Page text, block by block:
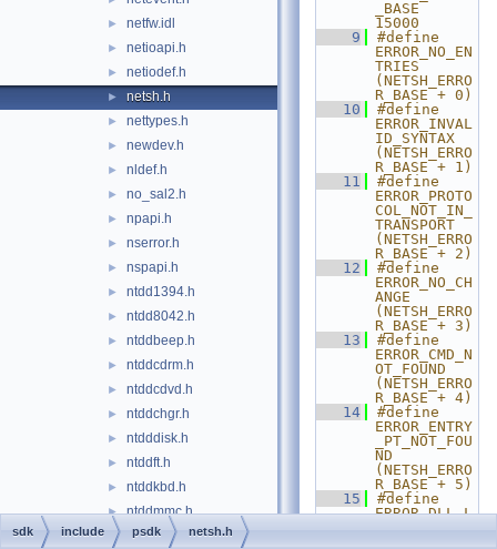
► netfw.idl
► netioapi.h
► netiodef.h
► netsh.h
► nettypes.h
► newdev.h
► nldef.h
► no_sal2.h
► npapi.h
► nserror.h
► nspapi.h
► ntdd1394.h
► ntdd8042.h
► ntddbeep.h
► ntddcdrm.h
► ntddcdvd.h
► ntddchgr.h
► ntdddisk.h
► ntddft.h
► ntddkbd.h
► ntddmmc.h
► ntddmou.h
_BASE
15000
    9
#define
ERROR_NO_EN
TRIES
(NETSH_ERRO
R_BASE + 0)
   10
#define
ERROR_INVAL
ID_SYNTAX
(NETSH_ERRO
R_BASE + 1)
   11
#define
ERROR_PROTO
COL_NOT_IN_
TRANSPORT
(NETSH_ERRO
R_BASE + 2)
   12
#define
ERROR_NO_CH
ANGE
(NETSH_ERRO
R_BASE + 3)
   13
#define
ERROR_CMD_N
OT_FOUND
(NETSH_ERRO
R_BASE + 4)
   14
#define
ERROR_ENTRY
_PT_NOT_FOU
ND
(NETSH_ERRO
R_BASE + 5)
   15
#define
ERROR_DLL_L
sdk include psdk netsh.h